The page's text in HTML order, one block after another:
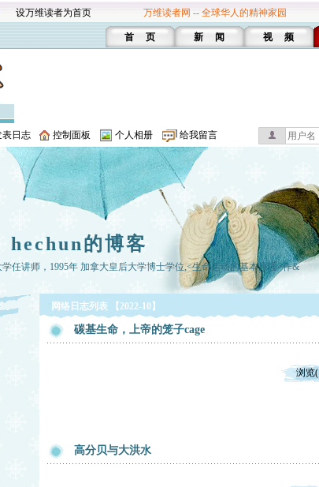
设万维读者为首页 万维读者网 -- 全球华人的精神家园
首 页 新 闻 视 频
表日志 控制面板 个人相册 给我留言
hechun的博客
任讲师，1995年 加拿大皇后大学博士学位,<生命运动的基本原理>作&
网络日志列表 【2022-10】
碳基生命，上帝的笼子cage
浏览
高分贝与大洪水